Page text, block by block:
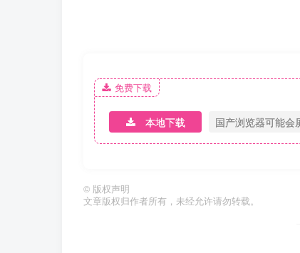
免费下载
本地下载 国产浏览器可能会
© 版权声明
文章版权归作者所有，未经允许请勿转载。